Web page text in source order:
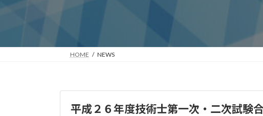
HOME NEWS
平成２６年度技術士第一次・二次試験